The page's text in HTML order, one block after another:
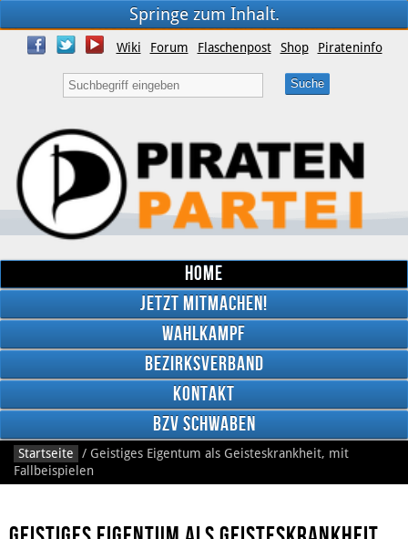
Springe zum Inhalt.
Wiki Forum Flaschenpost Shop Pirateninfo
Home
Jetzt mitmachen!
Wahlkampf
Bezirksverband
Kontakt
BzV Schwaben
Startseite / Geistiges Eigentum als Geisteskrankheit, mit
Fallbeispielen